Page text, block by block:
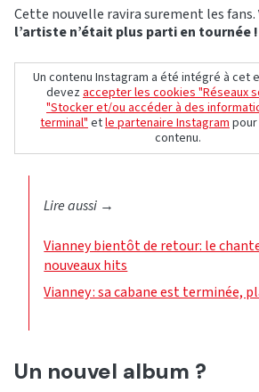
Cette nouvelle ravira surement les fans.
l’artiste n’était plus parti en tournée !
Un contenu Instagram a été intégré à cet
devezaccepter les cookies "Réseaux
"Stocker et/ou accéder à des
terminal"etle partenaire Instagram
contenu.
Lire aussi →
Vianney bientôt de retour: le
nouveaux hits
Vianney : sa cabane est terminée,
Un nouvel album ?